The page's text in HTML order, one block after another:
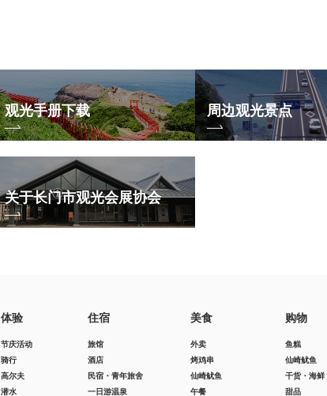
观光手册下载 周边观光景点
关于长门市观光会展协会
体验
节庆活动
骑行
高尔夫
潜水
住宿
旅馆
酒店
民宿・青年旅舍
一日游温泉
美食
外卖
烤鸡串
仙崎鱿鱼
午餐
购物
鱼糕
仙崎鱿鱼
干货・海鲜
甜品